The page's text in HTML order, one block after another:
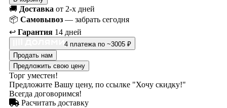
🚚 Доставка от 2-х дней
📦 Самовывоз — забрать сегодня
↩️ Гарантия 14 дней
4 платежа по ~3005 ₽
Продать нам
Предложить свою цену
Торг уместен!
Предложите Вашу цену, по ссылке "Хочу скидку!"
Всегда договоримся!
Расчитать доставку